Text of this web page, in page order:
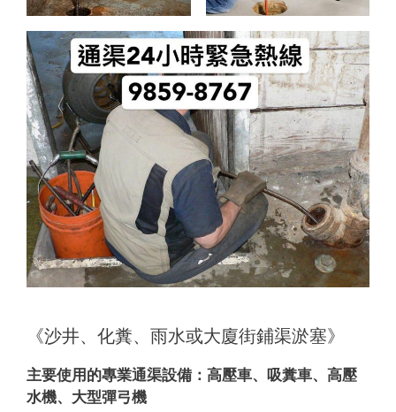
《沙井、化糞、雨水或大廈街鋪渠淤塞》
主要使用的專業通渠設備： 高壓車、吸糞車、高壓
水機、大型彈弓機